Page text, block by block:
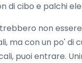
di cibo e palchi
non
ma con un po' di
puoi entrare.